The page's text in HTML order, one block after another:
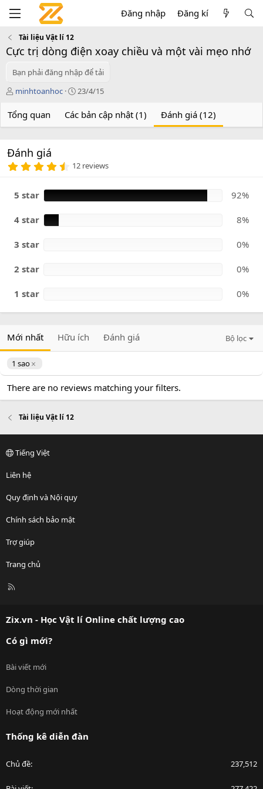
Đăng nhập Đăng kí
Tài liệu Vật lí 12
Cực trị dòng điện xoay chiều và một vài mẹo nhớ
Bạn phải đăng nhập để tải
T
c
minhtoanhoc
C
e
n
23/4/15
Tổng quan Các bản cập nhật (1) Đánh giá (12)
Đánh giá
4
2
s
12 reviews
5 star 92%
4 star 8%
3 star 0%
2 star 0%
1 star 0%
Mới nhất Hữu ích Đánh giá Bộ lọc
1 sao
There are no reviews matching your filters.
Tài liệu Vật lí 12
Tiếng Việt
Liên hệ
Quy định và Nội quy
Chính sách bảo mật
Trợ giúp
Trang chủ
R
Zix.vn - Học Vật lí Online chất lượng cao
Có gì mới?
Bài viết mới
Dòng thời gian
Hoạt động mới nhất
Thống kê diễn đàn
Chủ đề 237,512